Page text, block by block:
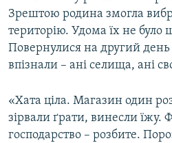
Зрештою родина змогла
територію. Удома їх не було
Повернулися на другий день
впізнали – ані селища, ані
«Хата ціла. Магазин один
зірвали ґрати, винесли їжу.
господарство – розбите.